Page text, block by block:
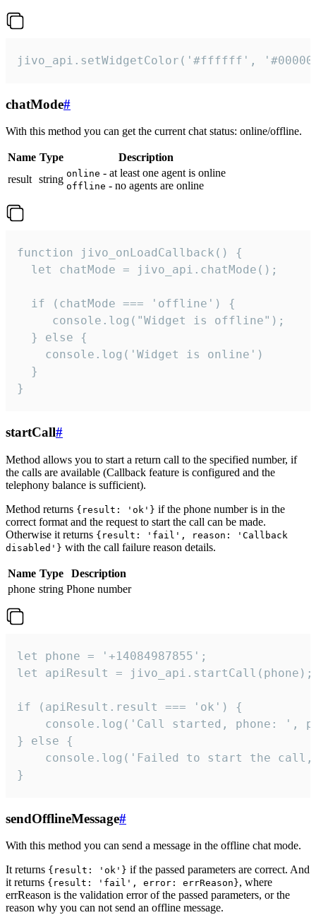
jivo_api.setWidgetColor('#ffffff',
chatMode#
With this method you can get the current chat status: online/offline.
Name Type
Description
result string online - at least one agent is online
offline - no agents are online
function jivo_onLoadCallback() {
  let chatMode = jivo_api.chatMode();
  if (chatMode === 'offline') {
     console.log("Widget is offline");
  } else {
    console.log('Widget is online')
  }
}
startCall#
Method allows you to start a return call to the specified number, if
the calls are available (Callback feature is configured and the
telephony balance is sufficient).
Method returns {result: 'ok'} if the phone number is in the
correct format and the request to start the call can be made.
Otherwise it returns {result: 'fail', reason: 'Callback
disabled'} with the call failure reason details.
Name Type
Description
phone string Phone number
let phone = '+14084987855';
let apiResult = jivo_api.startCall(phone);
if (apiResult.result === 'ok') {
console.log('Call started, phone: ',
} else {
console.log('Failed to start the
}
sendOfflineMessage#
With this method you can send a message in the offline chat mode.
It returns {result: 'ok'} if the passed parameters are correct. And
it returns {result: 'fail', error: errReason}, where
errReason is the validation error of the passed parameters, or the
reason why you can not send an offline message.